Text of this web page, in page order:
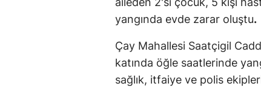
yangında evde zarar oluştu.
Çay Mahallesi Saatçigil
katında öğle saatlerinde
sağlık, itfaiye ve polis